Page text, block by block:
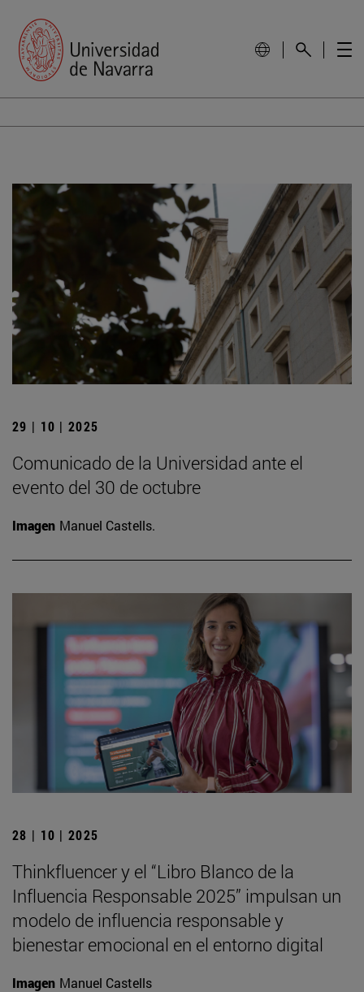
29 | 10 | 2025
Comunicado de la Universidad ante el
evento del 30 de octubre
Imagen Manuel Castells.
28 | 10 | 2025
Thinkfluencer y el “Libro Blanco de la
Influencia Responsable 2025” impulsan un
modelo de influencia responsable y
bienestar emocional en el entorno digital
Imagen Manuel Castells